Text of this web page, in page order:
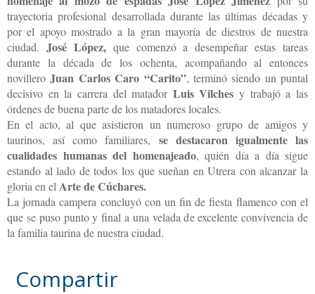
trayectoria profesional desarrollada durante las últimas décadas y
por el apoyo mostrado a la gran mayoría de diestros de nuestra
ciudad. José López,que comenzó a desempeñar estas tareas
durante la década de los ochenta, acompañando al entonces
novilleroJuan Carlos Caro “Carito”, terminó siendo un puntal
decisivo en la carrera del matadorLuis Vilches y trabajó a las
órdenes de buena parte de los matadores locales.
En el acto, al que asistieron un numeroso grupo de amigos y
taurinos, así como familiares, se destacaron igualmente las
cualidades humanas del homenajeado, quién día a día sigue
estando al lado de todos los que sueñan en Utrera con alcanzar la
gloria en el Arte de Cúchares.
La jornada campera concluyó con un fin de fiesta flamenco con el
que se puso punto y final a una velada de excelente convivencia de
la familia taurina de nuestra ciudad.
Compartir